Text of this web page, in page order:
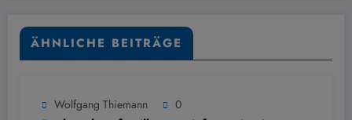
ÄHNLICHE BEITRÄGE
Wolfgang Thiemann 0